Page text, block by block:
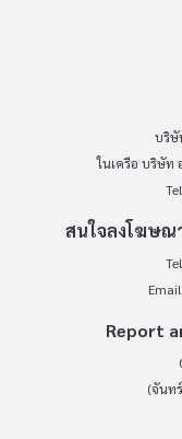
บริษั
ในเครือ บริษัท
สนใจลงโฆษณ
Report
(จันท